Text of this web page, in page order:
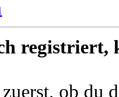
registriert,
ob du